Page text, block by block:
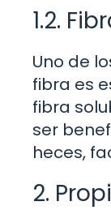
1.2.
Uno de
fibra es
fibra
ser
heces,
2.